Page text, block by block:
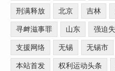
刑满释放 北京 吉林
寻衅滋事罪 山东 强迫
支援网络 无锡 无锡市
本站首发 权利运动头条